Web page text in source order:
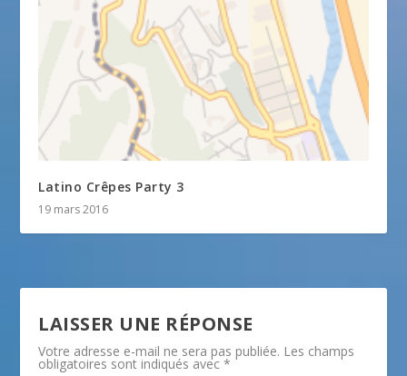
Latino Crêpes Party 3
19 mars 2016
LAISSER UNE RÉPONSE
Votre adresse e-mail ne sera pas publiée. Les champs
obligatoires sont indiqués avec*